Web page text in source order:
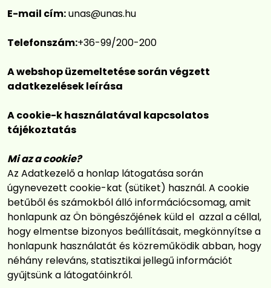
E-mail cím:unas@unas.hu
Telefonszám:+36-99/200-200
A webshop üzemeltetése során végzett
adatkezelések leírása
A cookie-k használatával kapcsolatos
tájékoztatás
Mi az a cookie?
Az Adatkezelő a honlap látogatása során
úgynevezett cookie-kat (sütiket) használ. A cookie
betűből és számokból álló információcsomag, amit
honlapunk az Ön böngészőjének küld el azzal a céllal,
hogy elmentse bizonyos beállításait, megkönnyítse a
honlapunk használatát és közreműködik abban, hogy
néhány releváns, statisztikai jellegű információt
gyűjtsünk a látogatóinkról.